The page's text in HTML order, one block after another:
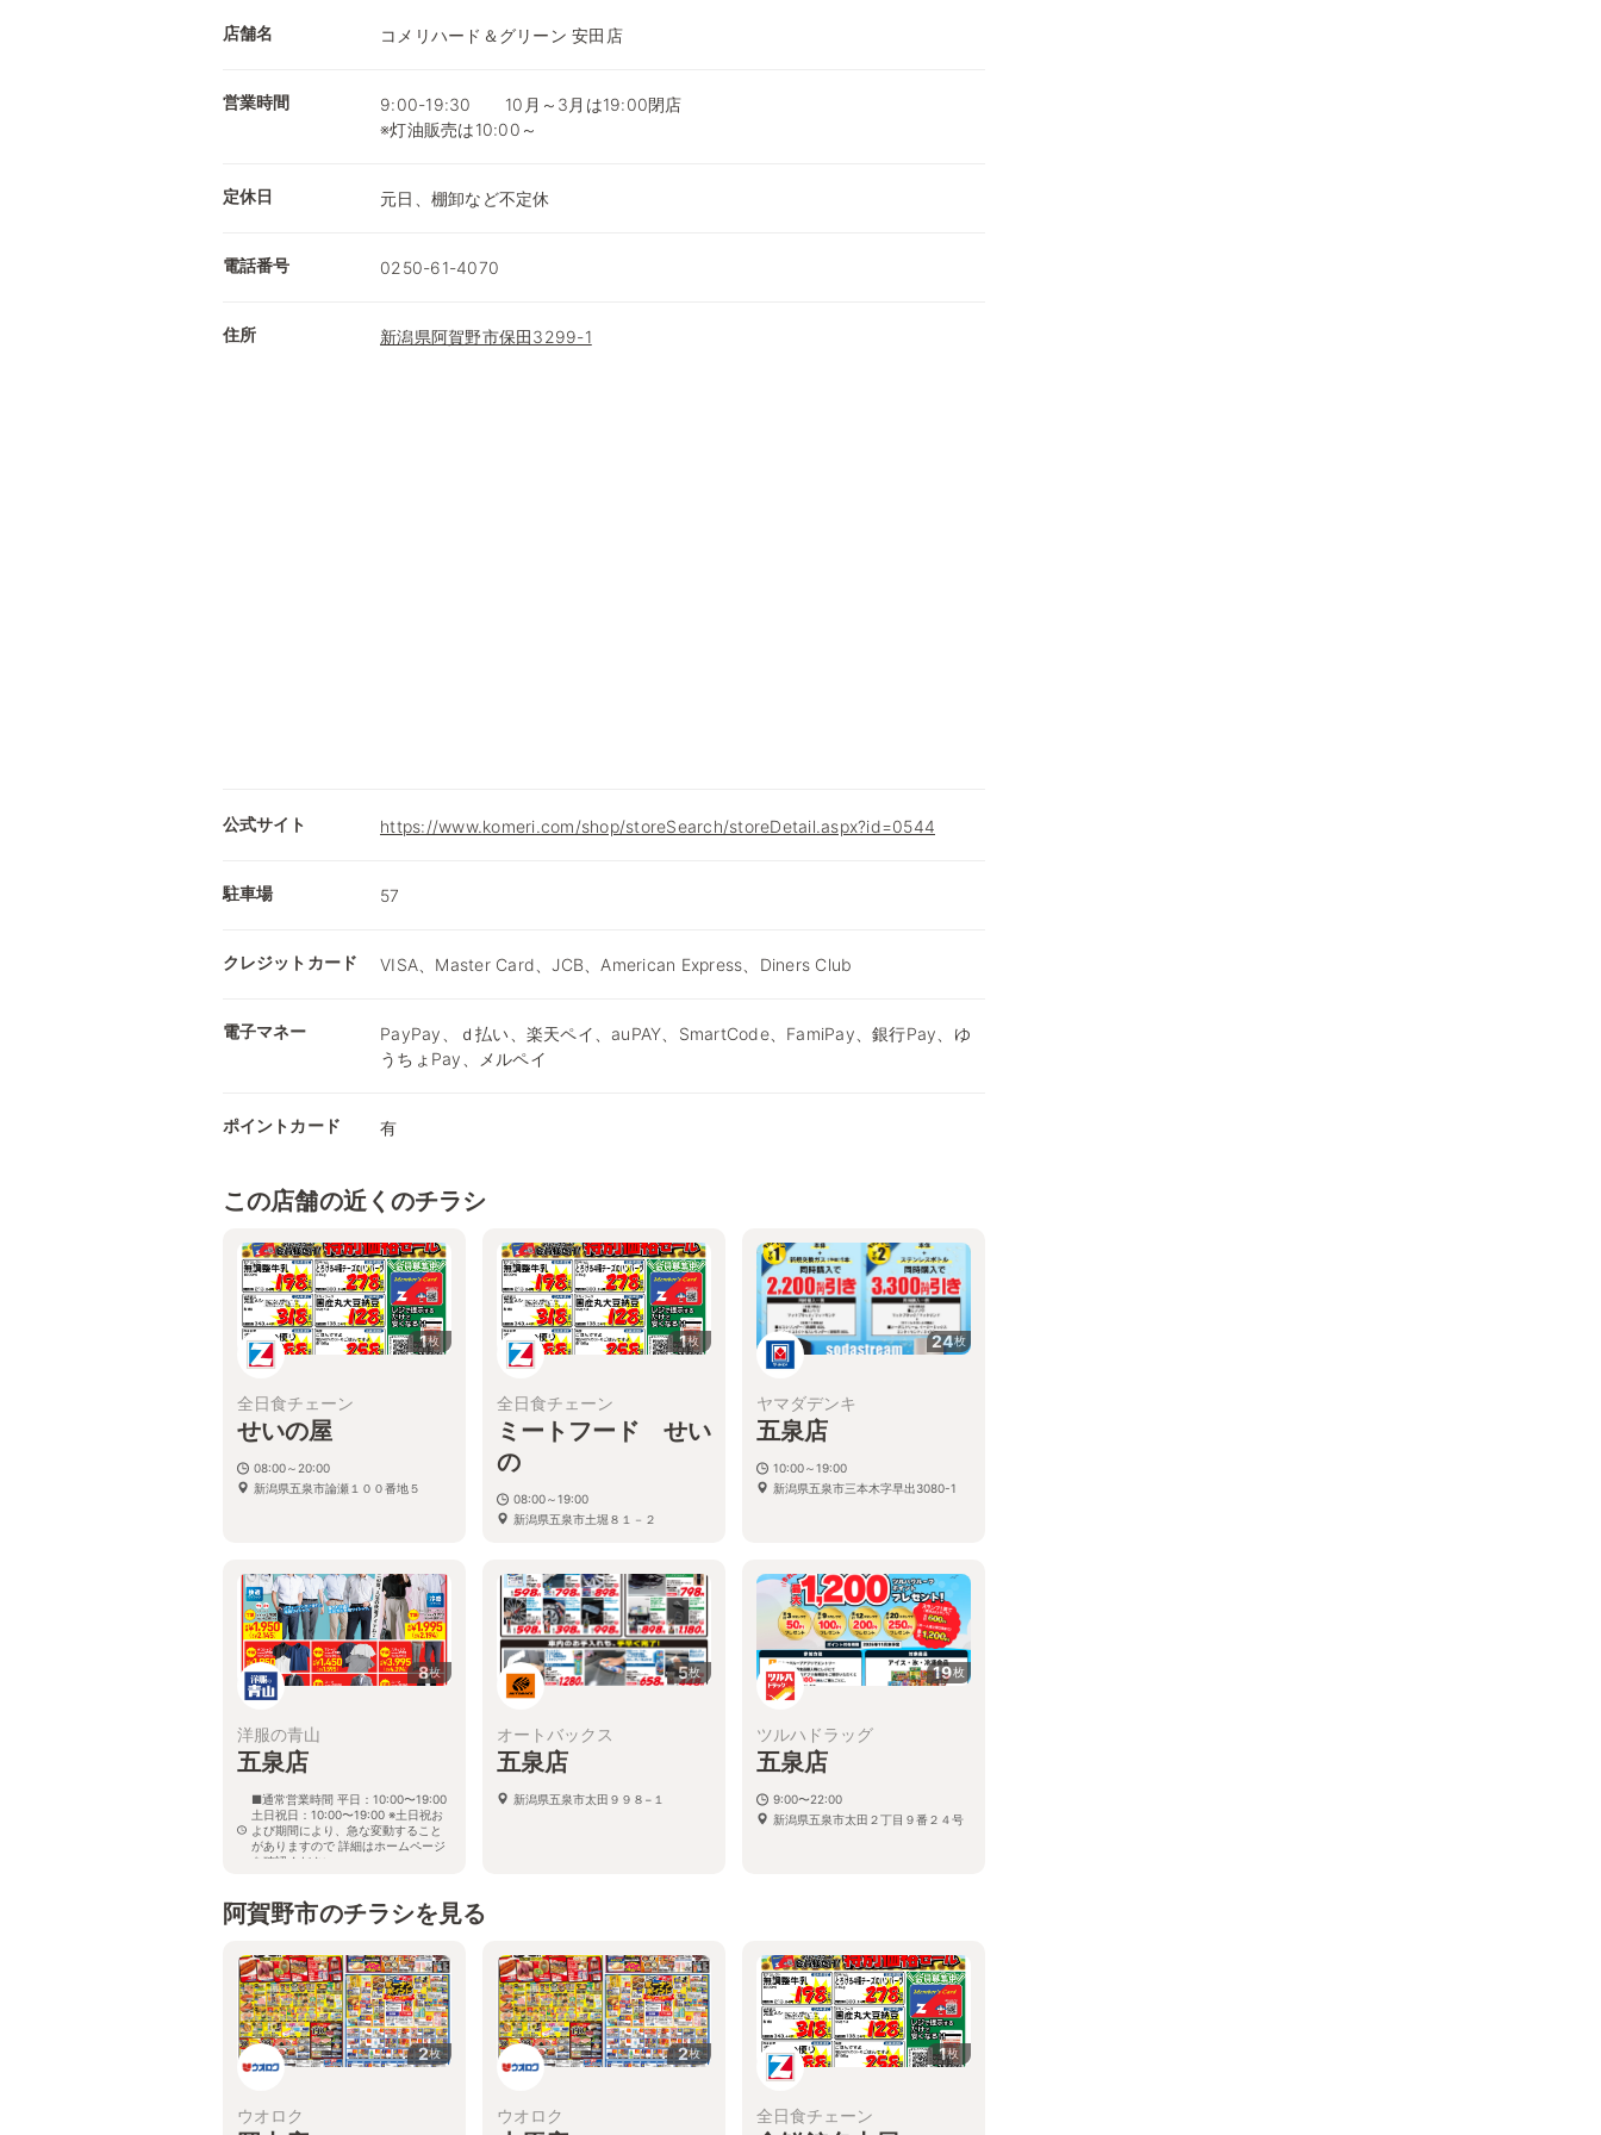
店舗名 コメリハード＆グリーン 安田店
営業時間
9:00-19:30 10月～3月は19:00閉店
※灯油販売は10:00～
定休日 元日、棚卸など不定休
電話番号 0250-61-4070
住所 新潟県阿賀野市保田3299-1
公式サイト https://www.komeri.com/shop/storeSearch/storeDetail.aspx?id=0544
駐車場 57
クレジットカード VISA、Master Card、JCB、American Express、Diners Club
電子マネー
PayPay、ｄ払い、楽天ペイ、auPAY、SmartCode、FamiPay、銀行Pay、ゆ
うちょPay、メルペイ
ポイントカード 有
この店舗の近くのチラシ
1枚
全日食チェーン
せいの屋
08:00～20:00
新潟県五泉市論瀬１００番地５
1枚
全日食チェーン
ミートフード せい
の
08:00～19:00
新潟県五泉市土堀８１－２
24枚
ヤマダデンキ
五泉店
10:00～19:00
新潟県五泉市三本木字早出3080-1
8枚
洋服の青山
五泉店
■通常営業時間 平日：10:00〜19:00
土日祝日：10:00〜19:00 ※土日祝お
よび期間により、急な変動すること
がありますので 詳細はホームページ
を確認ください
5枚
オートバックス
五泉店
新潟県五泉市太田９９８−１
19枚
ツルハドラッグ
五泉店
9:00〜22:00
新潟県五泉市太田２丁目９番２４号
阿賀野市のチラシを見る
2枚
ウオロク
2枚
ウオロク
1枚
全日食チェーン